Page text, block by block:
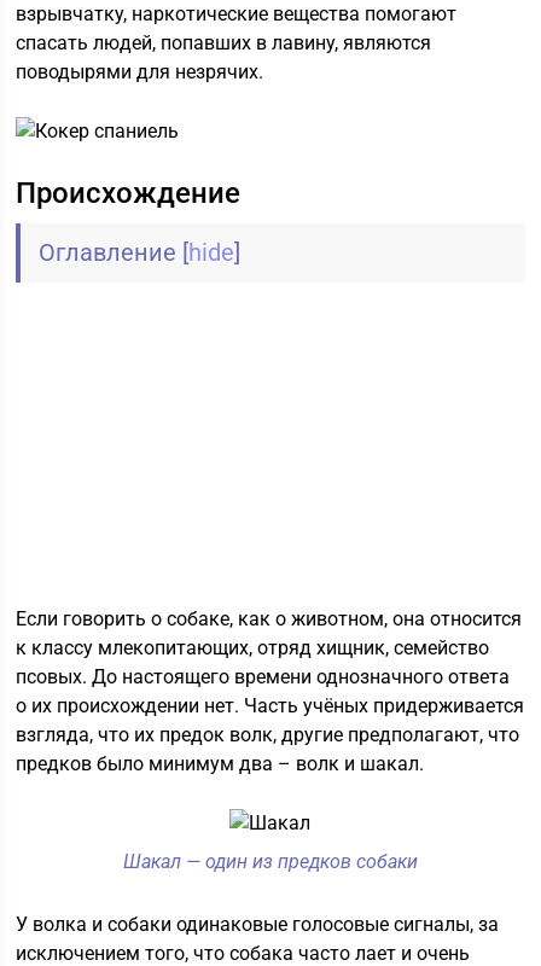
взрывчатку, наркотические вещества помогают
спасать людей, попавших в лавину, являются
поводырями для незрячих.
Происхождение
Оглавление [hide]
Если говорить о собаке, как о животном, она относится
к классу млекопитающих, отряд хищник, семейство
псовых. До настоящего времени однозначного ответа
о их происхождении нет. Часть учёных придерживается
взгляда, что их предок волк, другие предполагают, что
предков было минимум два – волк и шакал.
Шакал — один из предков собаки
У волка и собаки одинаковые голосовые сигналы, за
исключением того, что собака часто лает и очень